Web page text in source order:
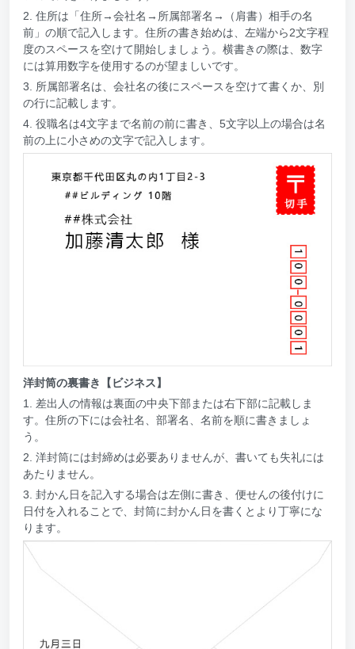
2. 住所は「住所→会社名→所属部署名→（肩書）相手の名
前」の順で記入します。住所の書き始めは、左端から2文字程
度のスペースを空けて開始しましょう。横書きの際は、数字
には算用数字を使用するのが望ましいです。
3. 所属部署名は、会社名の後にスペースを空けて書くか、別
の行に記載します。
4. 役職名は4文字まで名前の前に書き、5文字以上の場合は名
前の上に小さめの文字で記入します。
洋封筒の裏書き【ビジネス】
1. 差出人の情報は裏面の中央下部または右下部に記載しま
す。住所の下には会社名、部署名、名前を順に書きましょ
う。
2. 洋封筒には封締めは必要ありませんが、書いても失礼には
あたりません。
3. 封かん日を記入する場合は左側に書き、便せんの後付けに
日付を入れることで、封筒に封かん日を書くとより丁寧にな
ります。